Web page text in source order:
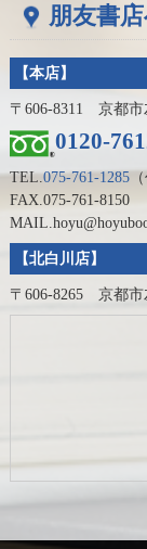
朋友書
【本店】
〒606-8311 京都市
0120-
TEL.075-761-1285（
FAX.075-761-8150
【北白川店】
〒606-8265 京都市